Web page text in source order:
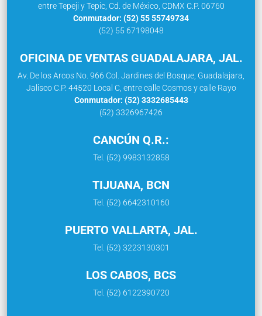
entre Tepeji y Tepic, Cd. de México, CDMX C.P. 06760
Conmutador: (52) 55 55749734
(52) 55 67198048
OFICINA DE VENTAS GUADALAJARA, JAL.
Av. De los Arcos No. 966 Col. Jardines del Bosque, Guadalajara,
Jalisco C.P. 44520 Local C, entre calle Cosmos y calle Rayo
Conmutador: (52) 3332685443
(52) 3326967426
CANCÚN Q.R.:
Tel. (52) 9983132858
TIJUANA, BCN
Tel. (52) 6642310160
PUERTO VALLARTA, JAL.
Tel. (52) 3223130301
LOS CABOS, BCS
Tel. (52) 6122390720